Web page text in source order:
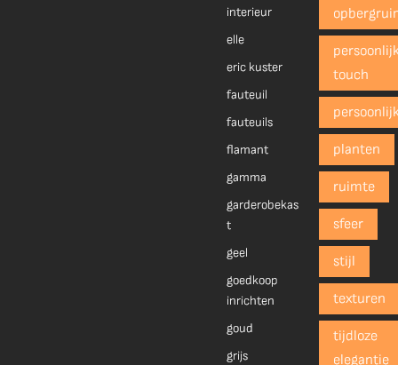
interieur
elle
eric kuster
fauteuil
fauteuils
flamant
gamma
garderobekas
t
geel
goedkoop
inrichten
goud
grijs
touch
planten
ruimte
sfeer
stijl
texturen
tijdloze
elegantie